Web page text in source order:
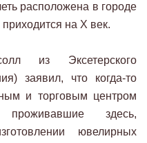
расположена в городе
на Х век.
из Эксетерского
заявил, что когда-то
и торговым центром
проживавшие здесь,
ювелирных